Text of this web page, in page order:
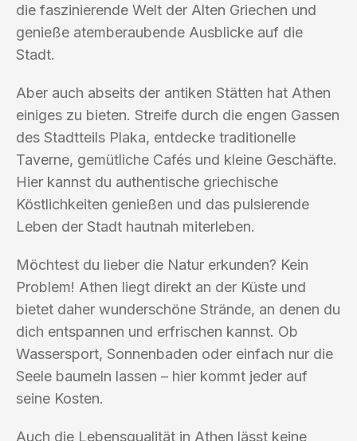
die faszinierende Welt der Alten Griechen und
genieße atemberaubende Ausblicke auf die
Stadt.
Aber auch abseits der antiken Stätten hat Athen
einiges zu bieten. Streife durch die engen Gassen
des Stadtteils Plaka, entdecke traditionelle
Taverne, gemütliche Cafés und kleine Geschäfte.
Hier kannst du authentische griechische
Köstlichkeiten genießen und das pulsierende
Leben der Stadt hautnah miterleben.
Möchtest du lieber die Natur erkunden? Kein
Problem! Athen liegt direkt an der Küste und
bietet daher wunderschöne Strände, an denen du
dich entspannen und erfrischen kannst. Ob
Wassersport, Sonnenbaden oder einfach nur die
Seele baumeln lassen – hier kommt jeder auf
seine Kosten.
Auch die Lebensqualität in Athen lässt keine